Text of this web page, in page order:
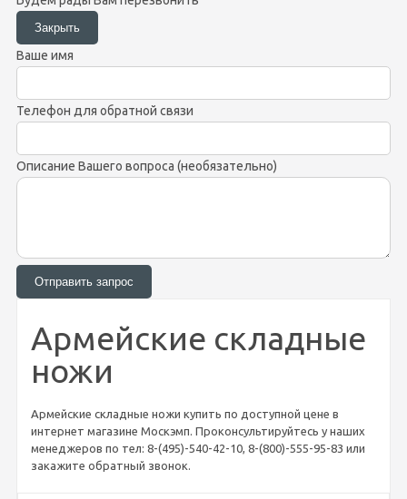
Ваше имя
Телефон для обратной связи
Описание Вашего вопроса (необязательно)
Армейские складные
ножи
Армейские складные ножи купить по доступной цене в
интернет магазине Москэмп. Проконсультируйтесь у наших
менеджеров по тел: 8-(495)-540-42-10, 8-(800)-555-95-83 или
закажите обратный звонок.